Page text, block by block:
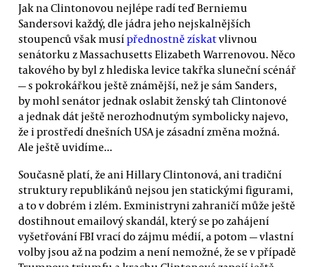
Jak na Clintonovou nejlépe radí teď Berniemu
Sandersovi každý, dle jádra jeho nejskalnějších
stoupenců však musípřednostně získatvlivnou
senátorku z Massachusetts Elizabeth Warrenovou. Něco
takového by byl z hlediska levice takřka sluneční scénář
— s pokrokářkou ještě známější, než je sám Sanders,
by mohl senátor jednak oslabit ženský tah Clintonové
a jednak dát ještě nerozhodnutým symbolicky najevo,
že i prostředí dnešních USA je zásadní změna možná.
Ale ještě uvidíme...
Současně platí, že ani Hillary Clintonová, ani tradiční
struktury republikánů nejsou jen statickými figurami,
a to v dobrém i zlém. Exministryni zahraničí může ještě
dostihnout emailový skandál, který se po zahájení
vyšetřování FBI vrací do zájmu médií, a potom — vlastní
volby jsou až na podzim a není nemožné, že se v případě